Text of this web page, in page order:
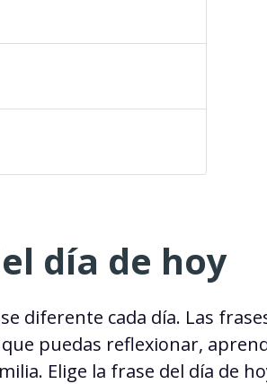
día de hoy
diferente cada día. Las
puedas reflexionar,
Elige la frase del día de